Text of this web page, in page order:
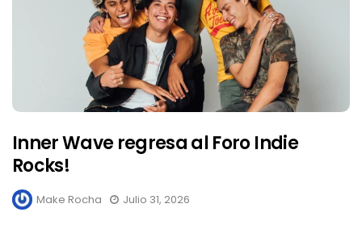
Inner Wave regresa al Foro Indie
Rocks!
Make Rocha Julio 31, 2026